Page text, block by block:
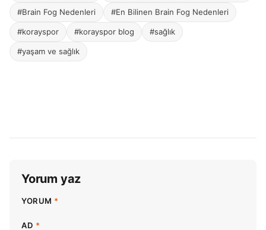
#Brain Fog Nedenleri #En Bilinen Brain Fog Nedenleri
#korayspor #korayspor blog #sağlık
#yaşam ve sağlık
Yorum yaz
YORUM *
AD *